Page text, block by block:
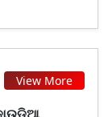
View More